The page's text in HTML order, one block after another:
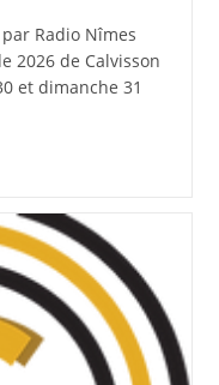
Radio Nîmes
2026 de Calvisson
et dimanche 31